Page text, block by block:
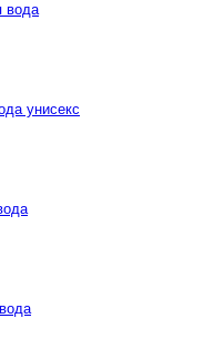
вода
унисекс